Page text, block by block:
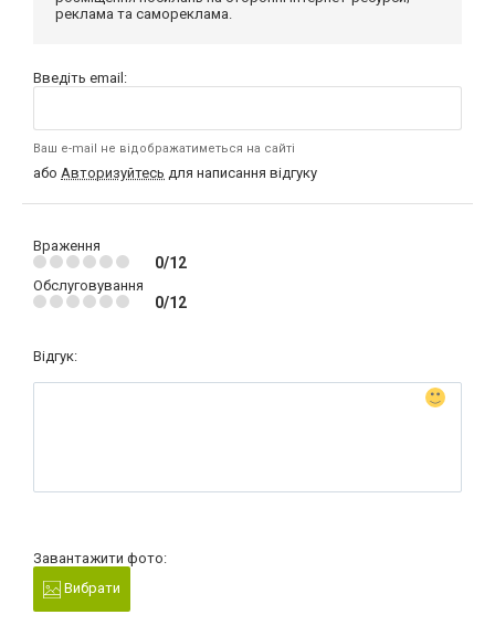
реклама та самореклама.
Введіть email:
Ваш e-mail не відображатиметься на сайті
або Авторизуйтесь для написання відгуку
Враження
0/12
Обслуговування
0/12
Відгук:
Завантажити фото:
Вибрати